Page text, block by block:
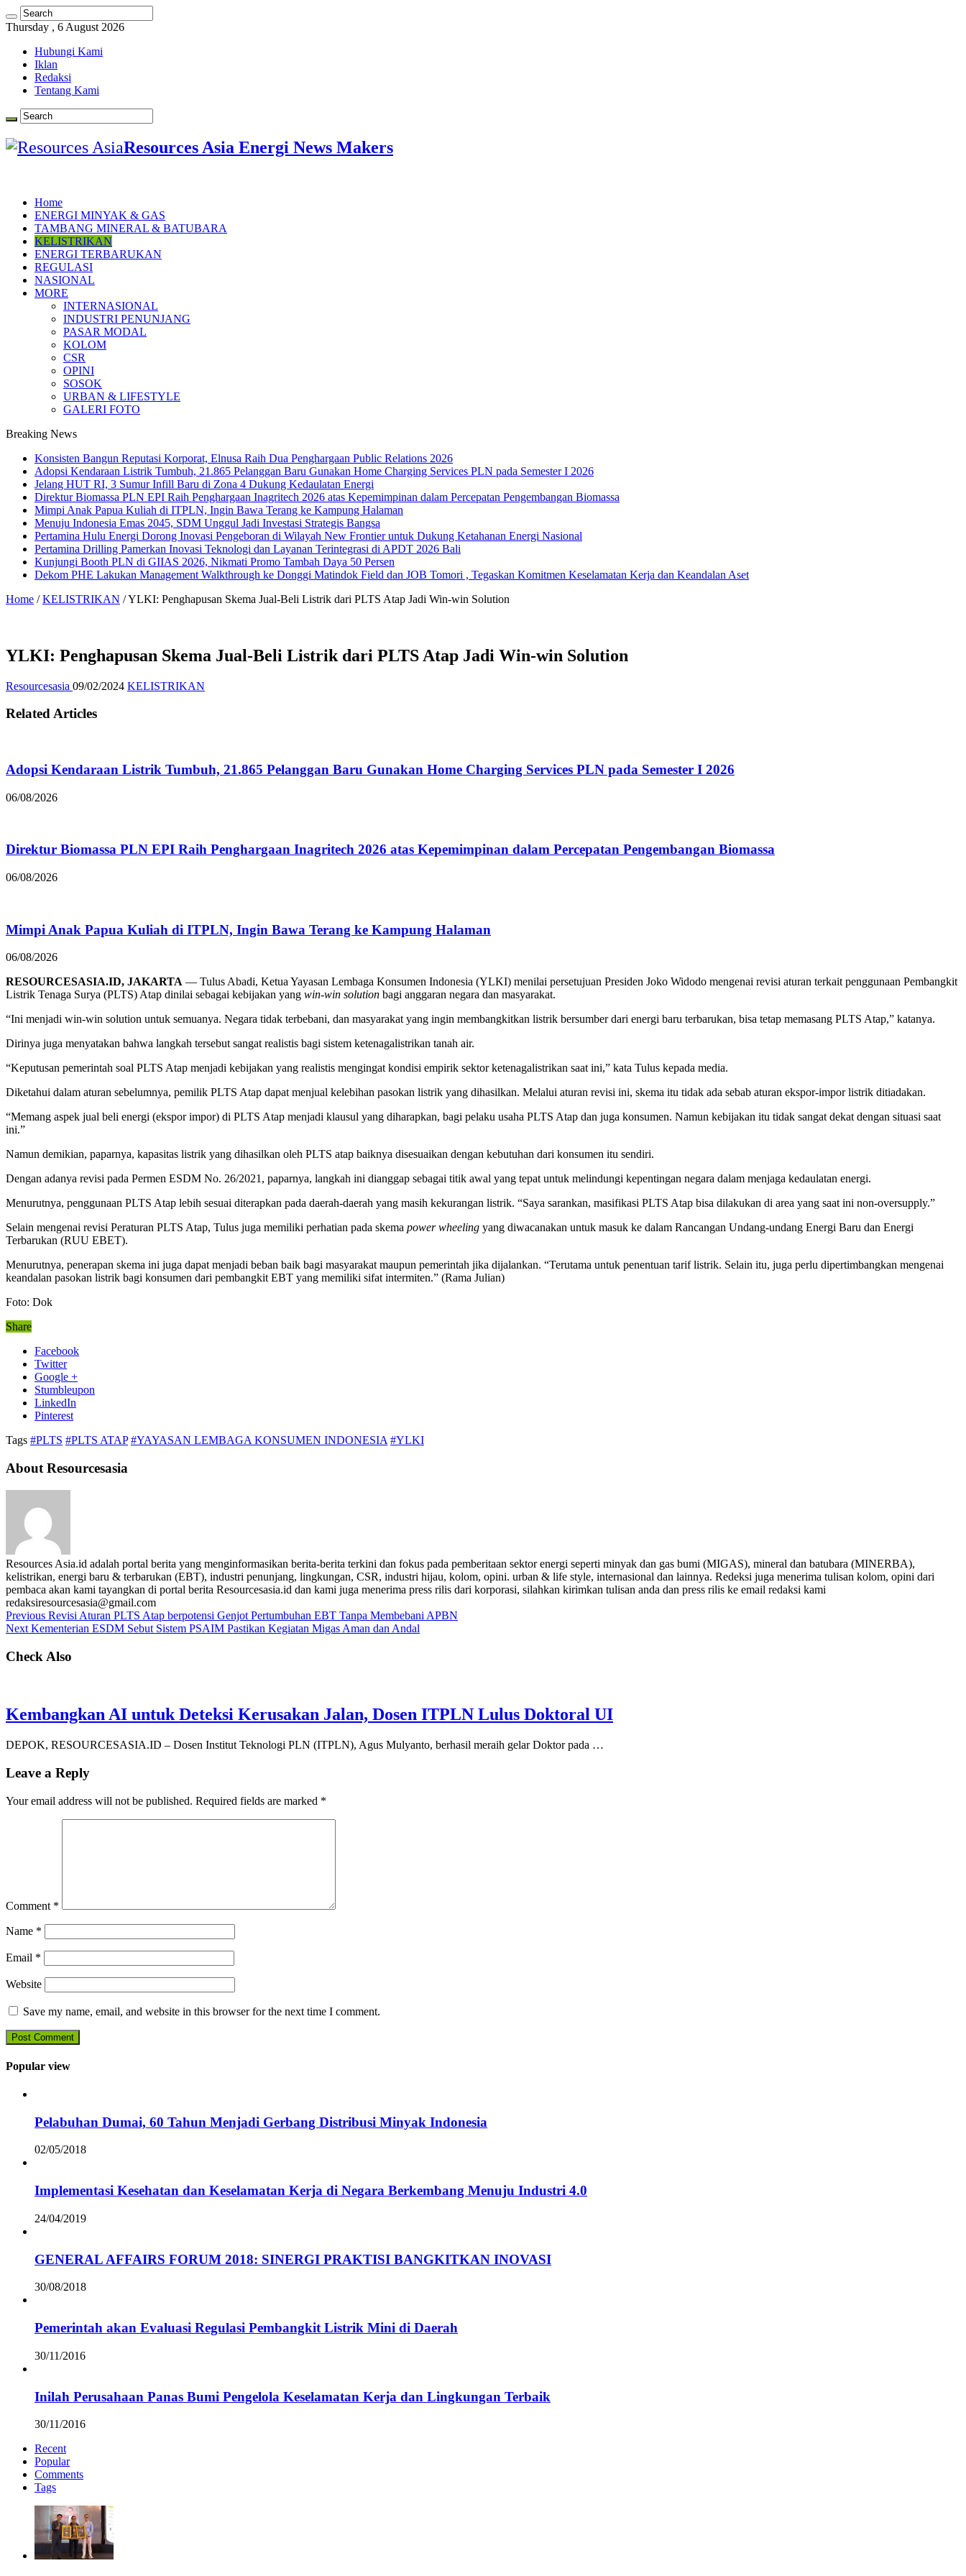
Thursday , 6 August 2026
Hubungi Kami
Iklan
Redaksi
Tentang Kami
Resources Asia Energi News Makers
Home
ENERGI MINYAK & GAS
TAMBANG MINERAL & BATUBARA
KELISTRIKAN
ENERGI TERBARUKAN
REGULASI
NASIONAL
MORE
INTERNASIONAL
INDUSTRI PENUNJANG
PASAR MODAL
KOLOM
CSR
OPINI
SOSOK
URBAN & LIFESTYLE
GALERI FOTO
Breaking News
Konsisten Bangun Reputasi Korporat, Elnusa Raih Dua Penghargaan Public Relations 2026
Adopsi Kendaraan Listrik Tumbuh, 21.865 Pelanggan Baru Gunakan Home Charging Services PLN pada Semester I 2026
Jelang HUT RI, 3 Sumur Infill Baru di Zona 4 Dukung Kedaulatan Energi
Direktur Biomassa PLN EPI Raih Penghargaan Inagritech 2026 atas Kepemimpinan dalam Percepatan Pengembangan Biomassa
Mimpi Anak Papua Kuliah di ITPLN, Ingin Bawa Terang ke Kampung Halaman
Menuju Indonesia Emas 2045, SDM Unggul Jadi Investasi Strategis Bangsa
Pertamina Hulu Energi Dorong Inovasi Pengeboran di Wilayah New Frontier untuk Dukung Ketahanan Energi Nasional
Pertamina Drilling Pamerkan Inovasi Teknologi dan Layanan Terintegrasi di APDT 2026 Bali
Kunjungi Booth PLN di GIIAS 2026, Nikmati Promo Tambah Daya 50 Persen
Dekom PHE Lakukan Management Walkthrough ke Donggi Matindok Field dan JOB Tomori , Tegaskan Komitmen Keselamatan Kerja dan Keandalan Aset
Home / KELISTRIKAN /YLKI: Penghapusan Skema Jual-Beli Listrik dari PLTS Atap Jadi Win-win Solution
YLKI: Penghapusan Skema Jual-Beli Listrik dari PLTS Atap Jadi Win-win Solution
Resourcesasia 09/02/2024 KELISTRIKAN
Related Articles
Adopsi Kendaraan Listrik Tumbuh, 21.865 Pelanggan Baru Gunakan Home Charging Services PLN pada Semester I 2026
06/08/2026
Direktur Biomassa PLN EPI Raih Penghargaan Inagritech 2026 atas Kepemimpinan dalam Percepatan Pengembangan Biomassa
06/08/2026
Mimpi Anak Papua Kuliah di ITPLN, Ingin Bawa Terang ke Kampung Halaman
06/08/2026
RESOURCESASIA.ID, JAKARTA — Tulus Abadi, Ketua Yayasan Lembaga Konsumen Indonesia (YLKI) menilai persetujuan Presiden Joko Widodo mengenai revisi aturan terkait penggunaan Pembangkit
Listrik Tenaga Surya (PLTS) Atap dinilai sebagai kebijakan yang win-win solution bagi anggaran negara dan masyarakat.
“Ini menjadi win-win solution untuk semuanya. Negara tidak terbebani, dan masyarakat yang ingin membangkitkan listrik bersumber dari energi baru terbarukan, bisa tetap memasang PLTS Atap,” katanya.
Dirinya juga menyatakan bahwa langkah tersebut sangat realistis bagi sistem ketenagalistrikan tanah air.
“Keputusan pemerintah soal PLTS Atap menjadi kebijakan yang realistis mengingat kondisi empirik sektor ketenagalistrikan saat ini,” kata Tulus kepada media.
Diketahui dalam aturan sebelumnya, pemilik PLTS Atap dapat menjual kelebihan pasokan listrik yang dihasilkan. Melalui aturan revisi ini, skema itu tidak ada sebab aturan ekspor-impor listrik ditiadakan.
“Memang aspek jual beli energi (ekspor impor) di PLTS Atap menjadi klausul yang diharapkan, bagi pelaku usaha PLTS Atap dan juga konsumen. Namun kebijakan itu tidak sangat dekat dengan situasi saat
ini.”
Namun demikian, paparnya, kapasitas listrik yang dihasilkan oleh PLTS atap baiknya disesuaikan dengan kebutuhan dari konsumen itu sendiri.
Dengan adanya revisi pada Permen ESDM No. 26/2021, paparnya, langkah ini dianggap sebagai titik awal yang tepat untuk melindungi kepentingan negara dalam menjaga kedaulatan energi.
Menurutnya, penggunaan PLTS Atap lebih sesuai diterapkan pada daerah-daerah yang masih kekurangan listrik. “Saya sarankan, masifikasi PLTS Atap bisa dilakukan di area yang saat ini non-oversupply.”
Selain mengenai revisi Peraturan PLTS Atap, Tulus juga memiliki perhatian pada skema power wheeling yang diwacanakan untuk masuk ke dalam Rancangan Undang-undang Energi Baru dan Energi
Terbarukan (RUU EBET).
Menurutnya, penerapan skema ini juga dapat menjadi beban baik bagi masyarakat maupun pemerintah jika dijalankan. “Terutama untuk penentuan tarif listrik. Selain itu, juga perlu dipertimbangkan mengenai
keandalan pasokan listrik bagi konsumen dari pembangkit EBT yang memiliki sifat intermiten.” (Rama Julian)
Foto: Dok
Share
Facebook
Twitter
Google +
Stumbleupon
LinkedIn
Pinterest
Tags #PLTS #PLTS ATAP #YAYASAN LEMBAGA KONSUMEN INDONESIA #YLKI
About Resourcesasia
Resources Asia.id adalah portal berita yang menginformasikan berita-berita terkini dan fokus pada pemberitaan sektor energi seperti minyak dan gas bumi (MIGAS), mineral dan batubara (MINERBA),
kelistrikan, energi baru & terbarukan (EBT), industri penunjang, lingkungan, CSR, industri hijau, kolom, opini. urban & life style, internasional dan lainnya. Redeksi juga menerima tulisan kolom, opini dari
pembaca akan kami tayangkan di portal berita Resourcesasia.id dan kami juga menerima press rilis dari korporasi, silahkan kirimkan tulisan anda dan press rilis ke email redaksi kami
redaksiresourcesasia@gmail.com
Previous Revisi Aturan PLTS Atap berpotensi Genjot Pertumbuhan EBT Tanpa Membebani APBN
Next Kementerian ESDM Sebut Sistem PSAIM Pastikan Kegiatan Migas Aman dan Andal
Check Also
Kembangkan AI untuk Deteksi Kerusakan Jalan, Dosen ITPLN Lulus Doktoral UI
DEPOK, RESOURCESASIA.ID – Dosen Institut Teknologi PLN (ITPLN), Agus Mulyanto, berhasil meraih gelar Doktor pada …
Leave a Reply
Your email address will not be published. Required fields are marked *
Comment *
Name *
Email *
Website
Save my name, email, and website in this browser for the next time I comment.
Popular view
Pelabuhan Dumai, 60 Tahun Menjadi Gerbang Distribusi Minyak Indonesia
02/05/2018
Implementasi Kesehatan dan Keselamatan Kerja di Negara Berkembang Menuju Industri 4.0
24/04/2019
GENERAL AFFAIRS FORUM 2018: SINERGI PRAKTISI BANGKITKAN INOVASI
30/08/2018
Pemerintah akan Evaluasi Regulasi Pembangkit Listrik Mini di Daerah
30/11/2016
Inilah Perusahaan Panas Bumi Pengelola Keselamatan Kerja dan Lingkungan Terbaik
30/11/2016
Recent
Popular
Comments
Tags